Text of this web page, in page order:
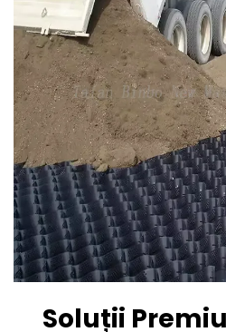
Soluții